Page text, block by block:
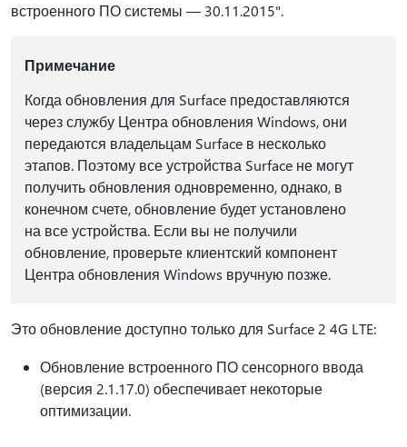
встроенного ПО системы — 30.11.2015".
Примечание
Когда обновления для Surface предоставляются
через службу Центра обновления Windows, они
передаются владельцам Surface в несколько
этапов. Поэтому все устройства Surface не могут
получить обновления одновременно, однако, в
конечном счете, обновление будет установлено
на все устройства. Если вы не получили
обновление, проверьте клиентский компонент
Центра обновления Windows вручную позже.
Это обновление доступно только для Surface 2 4G LTE:
Обновление встроенного ПО сенсорного ввода
(версия 2.1.17.0) обеспечивает некоторые
оптимизации.